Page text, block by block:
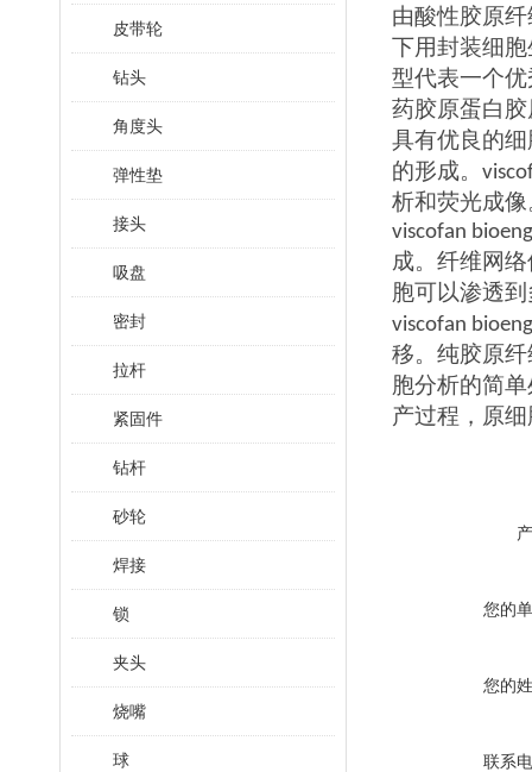
皮带轮
钻头
角度头
弹性垫
接头
吸盘
密封
拉杆
紧固件
钻杆
砂轮
焊接
锁
夹头
烧嘴
球
由酸性胶原
下用封装细
型代表一个
药胶原蛋白
具有优良的
的形成。
析和荧光成像
viscofan
成。纤维网
胞可以渗透
viscofan
移。纯胶原
胞分析的简
产过程 ， 原
您的
您的
联系